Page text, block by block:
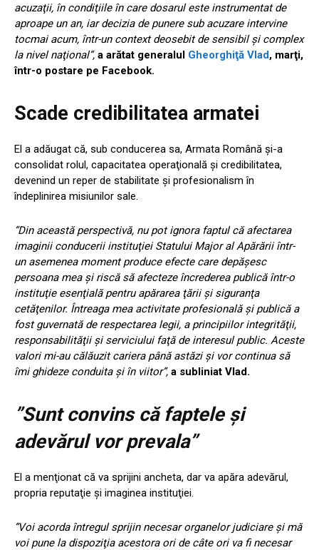
acuzaţii, în condiţiile în care dosarul este instrumentat de
aproape un an, iar decizia de punere sub acuzare intervine
tocmai acum, într-un context deosebit de sensibil şi complex
la nivel naţional”, a arătat generalul Gheorghiţă Vlad, marţi,
într-o postare pe Facebook.
Scade credibilitatea armatei
El a adăugat că, sub conducerea sa, Armata Română şi-a
consolidat rolul, capacitatea operaţională şi credibilitatea,
devenind un reper de stabilitate şi profesionalism în
îndeplinirea misiunilor sale.
”Din această perspectivă, nu pot ignora faptul că afectarea
imaginii conducerii instituţiei Statului Major al Apărării într-
un asemenea moment produce efecte care depăşesc
persoana mea şi riscă să afecteze încrederea publică într-o
instituţie esenţială pentru apărarea ţării şi siguranţa
cetăţenilor. Întreaga mea activitate profesională şi publică a
fost guvernată de respectarea legii, a principiilor integrităţii,
responsabilităţii şi serviciului faţă de interesul public. Aceste
valori mi-au călăuzit cariera până astăzi şi vor continua să
îmi ghideze conduita şi în viitor”, a subliniat Vlad.
”Sunt convins că faptele şi
adevărul vor prevala”
El a menţionat că va sprijini ancheta, dar va apăra adevărul,
propria reputaţie şi imaginea instituţiei.
”Voi acorda întregul sprijin necesar organelor judiciare şi mă
voi pune la dispoziţia acestora ori de câte ori va fi necesar